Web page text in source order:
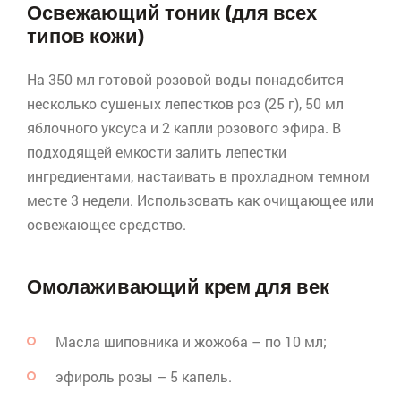
Освежающий тоник (для всех
типов кожи)
На 350 мл готовой розовой воды понадобится
несколько сушеных лепестков роз (25 г), 50 мл
яблочного уксуса и 2 капли розового эфира. В
подходящей емкости залить лепестки
ингредиентами, настаивать в прохладном темном
месте 3 недели. Использовать как очищающее или
освежающее средство.
Омолаживающий крем для век
Масла шиповника и жожоба – по 10 мл;
эфироль розы – 5 капель.